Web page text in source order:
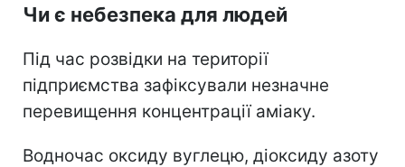
Чи є небезпека для людей
Під час розвідки на території
підприємства зафіксували незначне
перевищення концентрації аміаку.
Водночас оксиду вуглецю, діоксиду азоту